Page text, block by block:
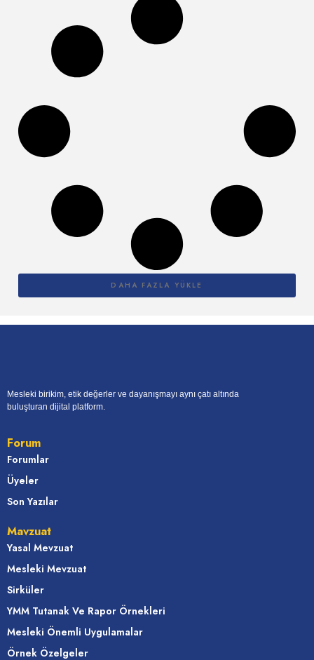
DAHA FAZLA YÜKLE
Mesleki birikim, etik değerler ve dayanışmayı aynı çatı altında
buluşturan dijital platform.
Forum
Forumlar
Üyeler
Son Yazılar
Mavzuat
Yasal Mevzuat
Mesleki Mevzuat
Sirküler
YMM Tutanak Ve Rapor Örnekleri
Mesleki Önemli Uygulamalar
Örnek Özelgeler